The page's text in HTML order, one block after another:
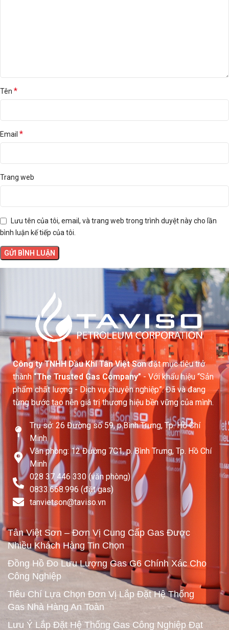
Tên *
Email *
Trang web
Lưu tên của tôi, email, và trang web trong trình duyệt này cho lần
bình luận kế tiếp của tôi.
Công ty TNHH Dầu Khí Tân Việt Sơnđặt mục tiêu trở
thành “The Trusted Gas Company”- Với khẩu hiệu “Sản
phẩm chất lượng - Dịch vụ chuyên nghiệp”. Đã và đang
từng bước tạo nên giá trị thương hiệu bền vững của mình.
Trụ sở: 26 Đường số 59, p.Bình Trưng, Tp. Hồ Chí
Minh
Văn phòng: 12 Đường 7C1, p. Bình Trưng, Tp. Hồ Chí
Minh
028 37 446 330 (văn phòng)
0833.668.996 (đặt gas)
tanvietson@taviso.vn​
Tân Việt Sơn – Đơn Vị Cung Cấp Gas Được
Nhiều Khách Hàng Tin Chọn
Đồng Hồ Đo Lưu Lượng Gas G6 Chính Xác Cho
Công Nghiệp
Tiêu Chí Lựa Chọn Đơn Vị Lắp Đặt Hệ Thống
Gas Nhà Hàng An Toàn
Lưu Ý Lắp Đặt Hệ Thống Gas Công Nghiệp Đạt